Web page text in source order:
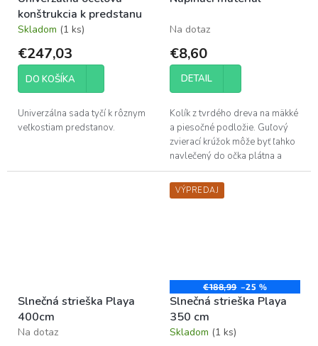
konštrukcia k predstanu
Skladom (1 ks)
€247,03
DO KOŠÍKA
Univerzálna sada tyčí k rôznym
veľkostiam predstanov.
Na dotaz
€8,60
DETAIL
Kolík z tvrdého dreva na mäkké
a piesočné podložie. Guľový
zvierací krúžok môže byť ľahko
navlečený do očka plátna a
pripevnený k kolíku z tvrdého
dreva. Bukové drevo pochádza
z...
Slnečná strieška Playa
400cm
Na dotaz
VÝPREDAJ
€188,99 –25 %
Slnečná strieška Playa
350 cm
Skladom (1 ks)